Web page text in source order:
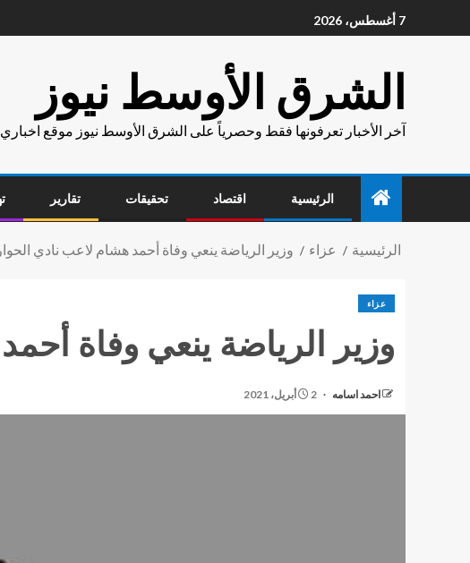
7 أغسطس، 2026
الشرق الأوسط نيوز
آخر الأخبار تعرفونها فقط وحصرياً على الشرق الأوسط نيوز موقع
الرئيسية اقتصاد تحقيقات تقارير
الرئيسية عزاء وزير الرياضة ينعي وفاة أحمد هشام لاعب نادي
عزاء
وزير الرياضة ينعي وفاة
احمد اسامه 2 أبريل، 2021